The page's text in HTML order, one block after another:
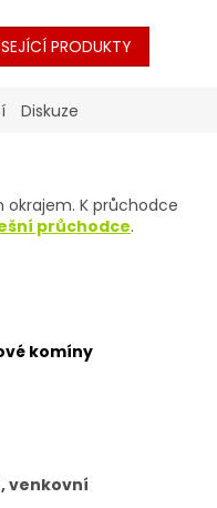
PRODUKTY
Diskuze
K průchodce
průchodce.
komíny
venkovní